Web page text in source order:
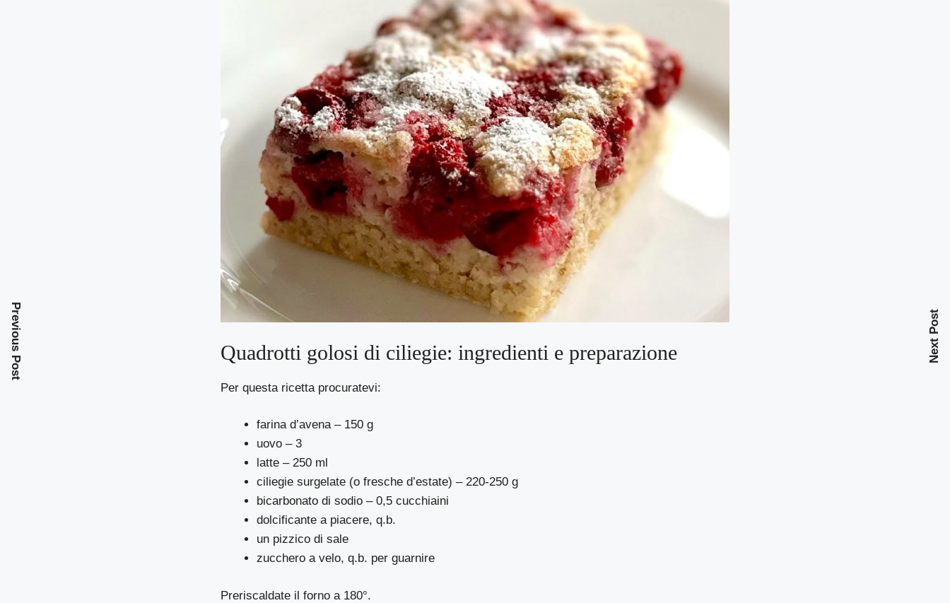
Quadrotti golosi di ciliegie: ingredienti e preparazione
Per questa ricetta procuratevi:
farina d’avena – 150 g
uovo – 3
latte – 250 ml
ciliegie surgelate (o fresche d’estate) – 220-250 g
bicarbonato di sodio – 0,5 cucchiaini
dolcificante a piacere, q.b.
un pizzico di sale
zucchero a velo, q.b. per guarnire
Preriscaldate il forno a 180°.
Previous Post Next Post